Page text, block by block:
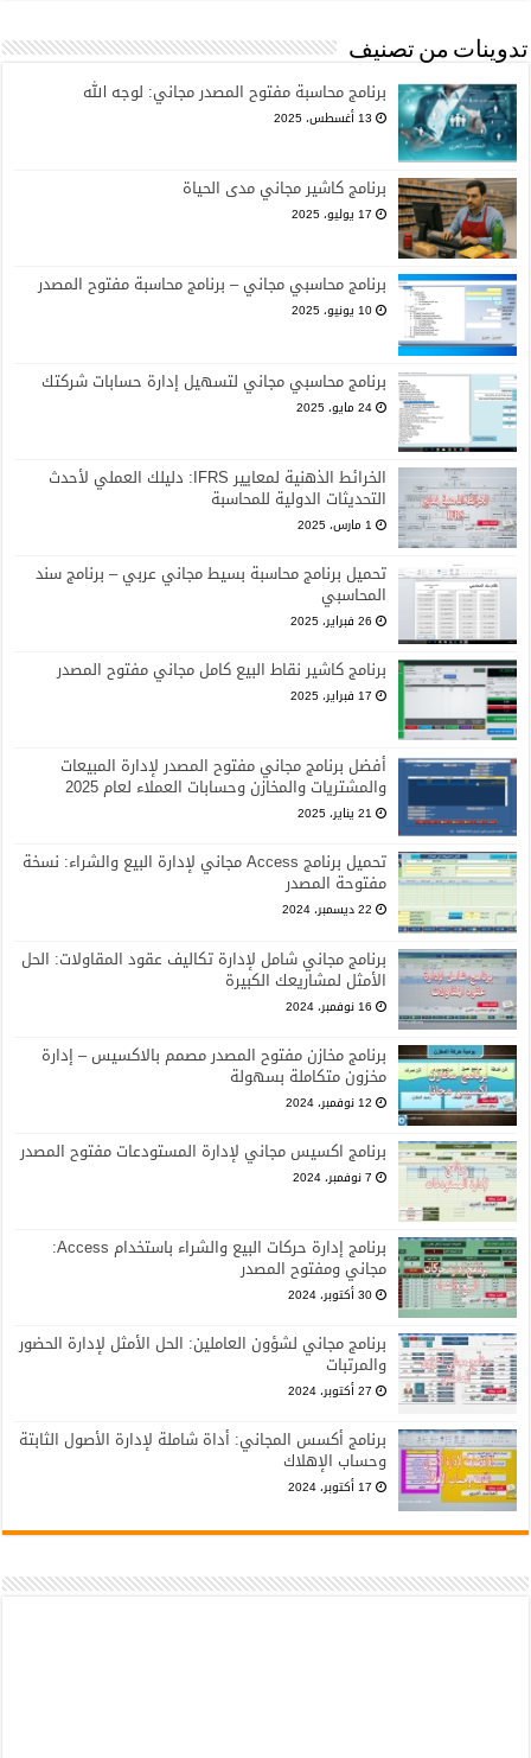
تدوينات من تصنيف
برنامج محاسبة مفتوح المصدر مجاني: لوجه الله
13 أغسطس، 2025
برنامج كاشير مجاني مدى الحياة
17 يوليو، 2025
برنامج محاسبي مجاني – برنامج محاسبة مفتوح المصدر
10 يونيو، 2025
برنامج محاسبي مجاني لتسهيل إدارة حسابات شركتك
24 مايو، 2025
الخرائط الذهنية لمعايير IFRS: دليلك العملي لأحدث
التحديثات الدولية للمحاسبة
1 مارس، 2025
تحميل برنامج محاسبة بسيط مجاني عربي – برنامج سند
المحاسبي
26 فبراير، 2025
برنامج كاشير نقاط البيع كامل مجاني مفتوح المصدر
17 فبراير، 2025
أفضل برنامج مجاني مفتوح المصدر لإدارة المبيعات
والمشتريات والمخازن وحسابات العملاء لعام 2025
21 يناير، 2025
تحميل برنامج Access مجاني لإدارة البيع والشراء: نسخة
مفتوحة المصدر
22 ديسمبر، 2024
برنامج مجاني شامل لإدارة تكاليف عقود المقاولات: الحل
الأمثل لمشاريعك الكبيرة
16 نوفمبر، 2024
برنامج مخازن مفتوح المصدر مصمم بالاكسيس – إدارة
مخزون متكاملة بسهولة
12 نوفمبر، 2024
برنامج اكسيس مجاني لإدارة المستودعات مفتوح المصدر
7 نوفمبر، 2024
برنامج إدارة حركات البيع والشراء باستخدام Access:
مجاني ومفتوح المصدر
30 أكتوبر، 2024
برنامج مجاني لشؤون العاملين: الحل الأمثل لإدارة الحضور
والمرتبات
27 أكتوبر، 2024
برنامج أكسس المجاني: أداة شاملة لإدارة الأصول الثابتة
وحساب الإهلاك
17 أكتوبر، 2024